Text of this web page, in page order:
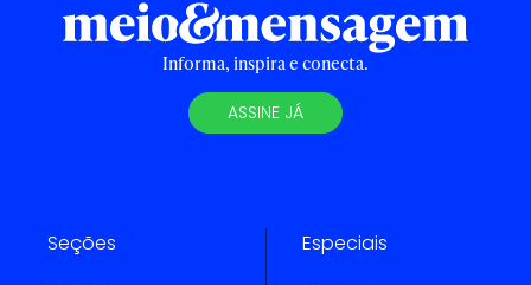
Informa, inspira e conecta.
ASSINE JÁ
Seções Especiais